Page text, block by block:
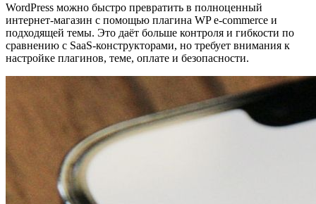
WordPress можно быстро превратить в полноценный
интернет-магазин с помощью плагина WP e-commerce и
подходящей темы. Это даёт больше контроля и гибкости по
сравнению с SaaS-конструкторами, но требует внимания к
настройке плагинов, теме, оплате и безопасности.